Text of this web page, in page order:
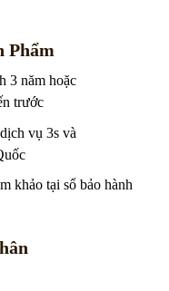
Phẩm
3 năm hoặc
trước
vụ 3s và
khảo tại sổ bảo hành